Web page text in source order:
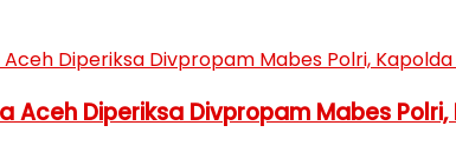
Aceh Diperiksa Divpropam Mabes